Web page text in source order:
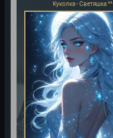
Куколка - Светяшка ^^